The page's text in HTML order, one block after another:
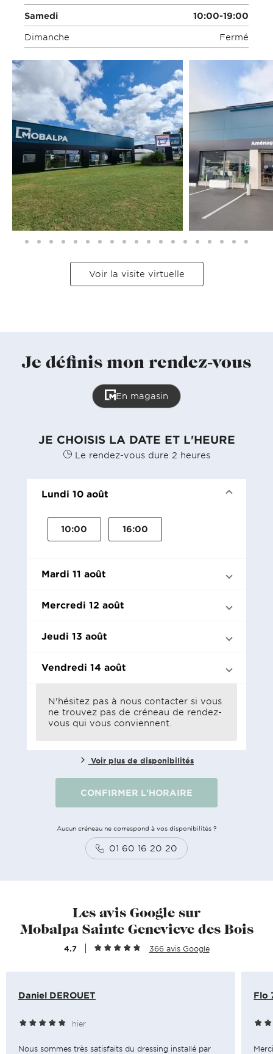
Samedi 10:00-19:00
Dimanche Fermé
Voir la visite virtuelle
Je définis mon rendez-vous
En magasin
JE CHOISIS LA DATE ET L'HEURE
Le rendez-vous dure 2 heures
Lundi 10 août
10:00 16:00
Mardi 11 août
Mercredi 12 août
Jeudi 13 août
Vendredi 14 août
N'hésitez pas à nous contacter si vous
ne trouvez pas de créneau de rendez-
vous qui vous conviennent.
Voir plus de disponibilités
CONFIRMER L'HORAIRE
Aucun créneau ne correspond à vos disponibilités ?
01 60 16 20 20
Les avis Google sur
Mobalpa Sainte Genevieve des Bois
4.7 366 avis Google
Daniel DEROUET
hier
Nous sommes très satisfaits du dressing installé par
Flo